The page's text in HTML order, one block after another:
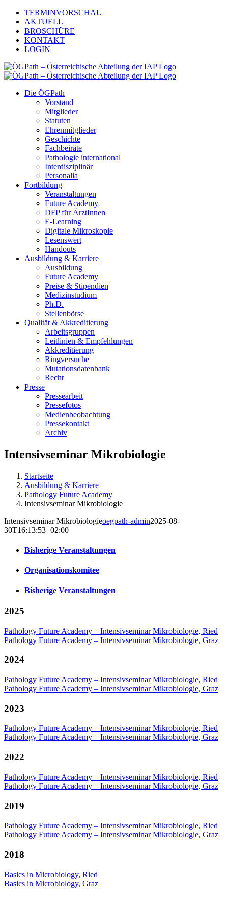
Zum
Inhalt
springen
TERMINVORSCHAU
AKTUELL
BROSCHÜRE
KONTAKT
LOGIN
Die ÖGPath
Vorstand
Mitglieder
Statuten
Ehrenmitglieder
Geschichte
Fachbeiräte
Pathologie international
Interdisziplinär
Personalia
Fortbildung
Veranstaltungen
Future Academy
DFP für ÄrztInnen
E-Learning
Digitale Mikroskopie
Lesenswert
Handouts
Ausbildung & Karriere
Ausbildung
Future Academy
Preise & Stipendien
Medizinstudium
Ph.D.
Stellenbörse
Qualität & Akkreditierung
Arbeitsgruppen
Leitlinien & Empfehlungen
Akkreditierung
Ringversuche
Mutationsdatenbank
Recht
Presse
Pressearbeit
Pressefotos
Medienbeobachtung
Pressekontakt
Archiv
Intensivseminar Mikrobiologie
Startseite
Ausbildung & Karriere
Pathology Future Academy
Intensivseminar Mikrobiologie
Intensivseminar Mikrobiologieoegpath-admin2025-08-
30T16:13:53+02:00
Bisherige Veranstaltungen
Organisationskomitee
Bisherige Veranstaltungen
2025
Pathology Future Academy – Intensivseminar Mikrobiologie, Ried
Pathology Future Academy – Intensivseminar Mikrobiologie, Graz
2024
Pathology Future Academy – Intensivseminar Mikrobiologie, Ried
Pathology Future Academy – Intensivseminar Mikrobiologie, Graz
2023
Pathology Future Academy – Intensivseminar Mikrobiologie, Ried
Pathology Future Academy – Intensivseminar Mikrobiologie, Graz
2022
Pathology Future Academy – Intensivseminar Mikrobiologie, Ried
Pathology Future Academy – Intensivseminar Mikrobiologie, Graz
2019
Pathology Future Academy – Intensivseminar Mikrobiologie, Ried
Pathology Future Academy – Intensivseminar Mikrobiologie, Graz
2018
Basics in Microbiology, Ried
Basics in Microbiology, Graz